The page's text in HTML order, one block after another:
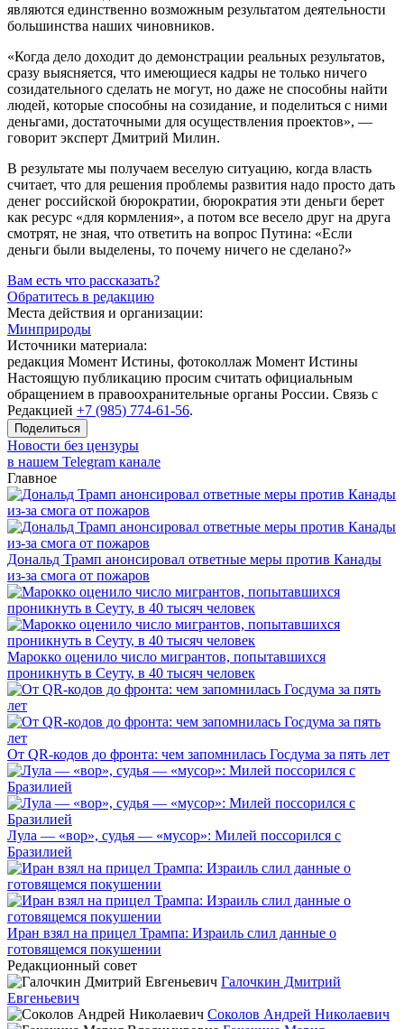
являются единственно возможным результатом деятельности
большинства наших чиновников.
«Когда дело доходит до демонстрации реальных результатов,
сразу выясняется, что имеющиеся кадры не только ничего
созидательного сделать не могут, но даже не способны найти
людей, которые способны на созидание, и поделиться с ними
деньгами, достаточными для осуществления проектов», —
говорит эксперт Дмитрий Милин.
В результате мы получаем веселую ситуацию, когда власть
считает, что для решения проблемы развития надо просто дать
денег российской бюрократии, бюрократия эти деньги берет
как ресурс «для кормления», а потом все весело друг на друга
смотрят, не зная, что ответить на вопрос Путина: «Если
деньги были выделены, то почему ничего не сделано?»
Вам есть что рассказать?
Обратитесь в редакцию
Места действия и организации:
Минприроды
Источники материала:
редакция Момент Истины, фотоколлаж Момент Истины
Настоящую публикацию просим считать официальным
обращением в правоохранительные органы России. Связь с
Редакцией +7 (985) 774-61-56.
Поделиться
Новости без цензуры
в нашем Telegram канале
Главное
Дональд Трамп анонсировал ответные меры против Канады
из-за смога от пожаров
Марокко оценило число мигрантов, попытавшихся
проникнуть в Сеуту, в 40 тысяч человек
От QR-кодов до фронта: чем запомнилась Госдума за пять лет
Лула — «вор», судья — «мусор»: Милей поссорился с
Бразилией
Иран взял на прицел Трампа: Израиль слил данные о
готовящемся покушении
Редакционный совет
Галочкин Дмитрий
Евгеньевич
Соколов Андрей Николаевич